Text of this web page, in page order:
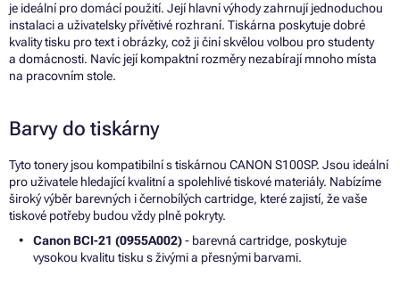
je ideální pro domácí použití. Její hlavní výhody zahrnují jednoduchou
instalaci a uživatelsky přívětivé rozhraní. Tiskárna poskytuje dobré
kvality tisku pro text i obrázky, což ji činí skvělou volbou pro studenty
a domácnosti. Navíc její kompaktní rozměry nezabírají mnoho místa
na pracovním stole.
Barvy do tiskárny
Tyto tonery jsou kompatibilní s tiskárnou CANON S100SP. Jsou ideální
pro uživatele hledající kvalitní a spolehlivé tiskové materiály. Nabízíme
široký výběr barevných i černobílých cartridge, které zajistí, že vaše
tiskové potřeby budou vždy plně pokryty.
Canon BCI-21 (0955A002)- barevná cartridge, poskytuje
vysokou kvalitu tisku s živými a přesnými barvami.